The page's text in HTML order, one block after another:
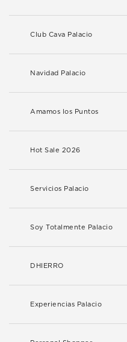
Club Cava Palacio
Navidad Palacio
Amamos los Puntos
Hot Sale 2026
Servicios Palacio
Soy Totalmente Palacio
DHIERRO
Experiencias Palacio